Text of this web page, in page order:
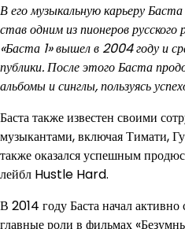
В его музыкальную карьеру
став одним из пионеров русского
«Баста 1» вышел в 2004 году и
публики. После этого Баста
альбомы и синглы, пользуясь
Баста также известен своими
музыкантами, включая Тимати,
также оказался успешным
лейбл Hustle Hard.
В 2014 году Баста начал активно
главные роли в фильмах